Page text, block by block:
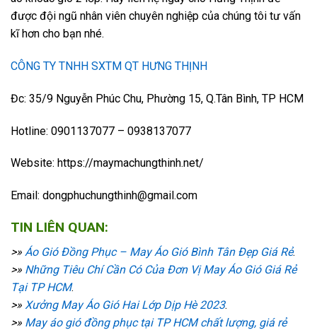
được đội ngũ nhân viên chuyên nghiệp của chúng tôi tư vấn
kĩ hơn cho bạn nhé.
CÔNG TY TNHH SXTM QT HƯNG THỊNH
Đc: 35/9 Nguyễn Phúc Chu, Phường 15, Q.Tân Bình, TP HCM
Hotline: 0901137077 – 0938137077
Website: https://maymachungthinh.net/
Email: dongphuchungthinh@gmail.com
TIN LIÊN QUAN:
>» Áo Gió Đồng Phục – May Áo Gió Bình Tân Đẹp Giá Rẻ.
>» Những Tiêu Chí Cần Có Của Đơn Vị May Áo Gió Giá Rẻ
Tại TP HCM.
>» Xưởng May Áo Gió Hai Lớp Dịp Hè 2023.
>» May áo gió đồng phục tại TP HCM chất lượng, giá rẻ